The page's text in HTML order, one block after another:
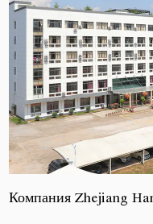
Компания Zhejiang